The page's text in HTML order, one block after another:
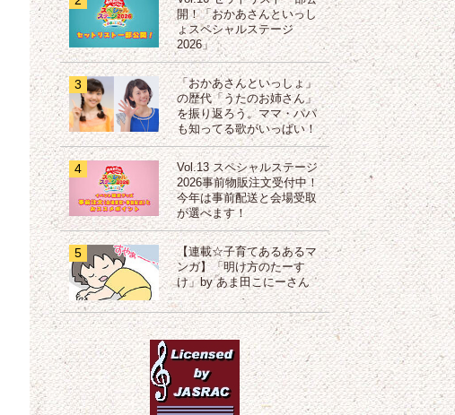
開！「おかあさんといっし
ょスペシャルステージ
2026」
3
「おかあさんといっしょ」
の歴代「うたのお姉さん」
を振り返ろう。ママ・パパ
も知ってる歌がいっぱい！
4
Vol.13 スペシャルステージ
2026事前物販注文受付中！
今年は事前配送と会場受取
が選べます！
5
【連載☆子育てあるあるマ
ンガ】「明け方のたーす
け」by あま田こにーさん